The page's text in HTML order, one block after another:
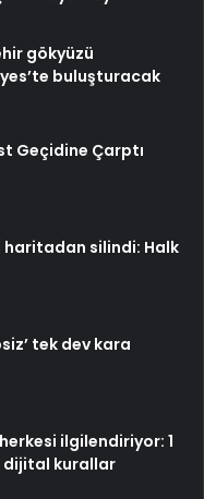
gökyüzü
buluşturacak
Geçidine Çarptı
haritadan silindi: Halk
tek dev kara
ilgilendiriyor: 1
dijital kurallar